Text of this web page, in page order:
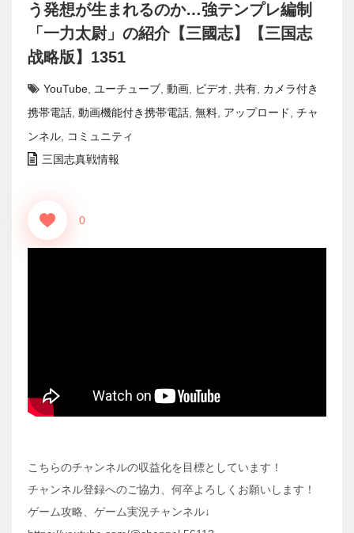
う発想が生まれるのか…強テンプレ編制
「一力太尉」の紹介【三國志】【三国志
战略版】1351
YouTube ユーチューブ 動画 ビデオ 共有 カメラ付き
携帯電話 動画機能付き携帯電話 無料 アップロード
チャ
ンネル
コミュニティ
三国志真戦情報
0
こちらのチャンネルの収益化を目標としています！
チャンネル登録へのご協力、何卒よろしくお願いします！
ゲーム攻略、ゲーム実況チャンネル↓